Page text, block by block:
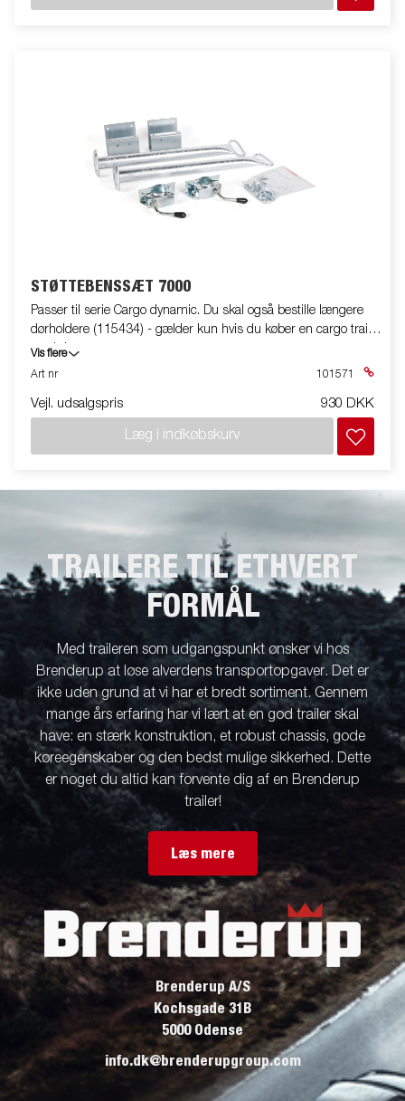
STØTTEBENSSÆT 7000
Passer til serie Cargo dynamic. Du skal også bestille længere
dørholdere (115434) - gælder kun hvis du køber en cargo trailer
med døre.
Vis flere
Art nr
101571
Vejl. udsalgspris 930 DKK
Læg i indkøbskurv
TRAILERE TIL ETHVERT
FORMÅL
Med traileren som udgangspunkt ønsker vi hos
Brenderup at løse alverdens transportopgaver. Det er
ikke uden grund at vi har et bredt sortiment. Gennem
mange års erfaring har vi lært at en god trailer skal
have: en stærk konstruktion, et robust chassis, gode
køreegenskaber og den bedst mulige sikkerhed. Dette
er noget du altid kan forvente dig af en Brenderup
trailer!
Læs mere
Brenderup A/S
Kochsgade 31B
5000 Odense
info.dk@brenderupgroup.com